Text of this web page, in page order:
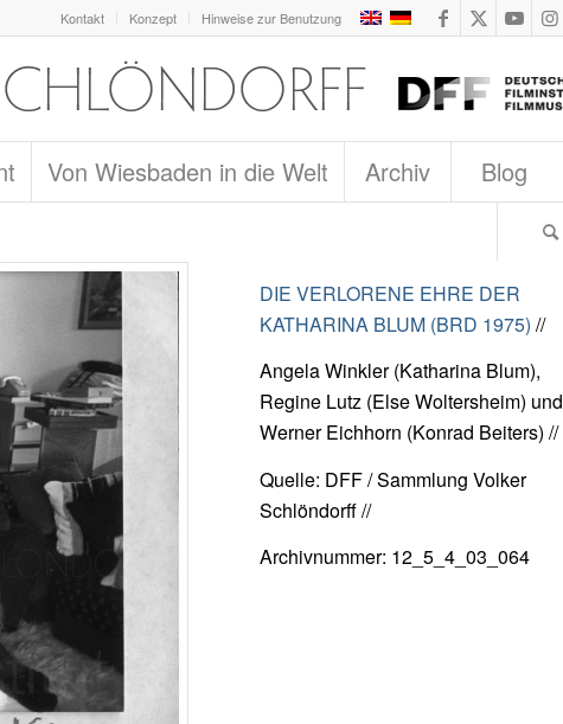
Kontakt Konzept Hinweise zur Benutzung
Von Wiesbaden in die Welt Archiv Blog
DIE VERLORENE EHRE DER
KATHARINA BLUM (BRD 1975) //
Angela Winkler (Katharina Blum),
Regine Lutz (Else Woltersheim) und
Werner Eichhorn (Konrad Beiters) //
Quelle: DFF / Sammlung Volker
Schlöndorff //
Archivnummer: 12_5_4_03_064